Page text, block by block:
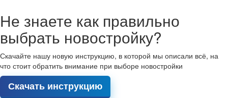
Не знаете как правильно
выбрать новостройку?
Скачайте нашу новую инструкцию, в которой мы описали всё, на
что стоит обратить внимание при выборе новостройки
Скачать инструкцию